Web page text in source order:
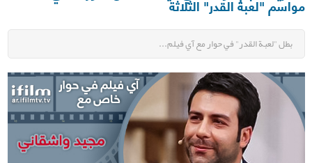
مواسم "لعبة القدر" الثلاثة
بطل "لعبة القدر" في حوار مع آي فيلم...